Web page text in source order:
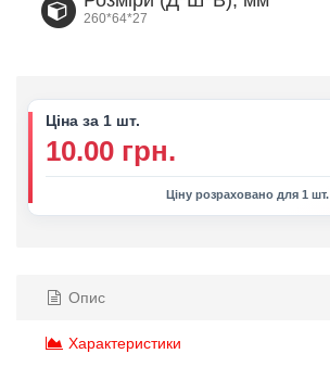
260*64*27
Ціна за 1 шт.
10.00 грн.
Ціну розраховано для 1 шт.
Опис
Характеристики